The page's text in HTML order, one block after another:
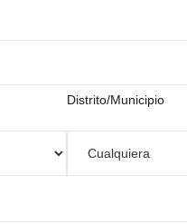
Distrito/Municipio